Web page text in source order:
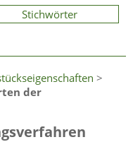
Stichwörter
>
der